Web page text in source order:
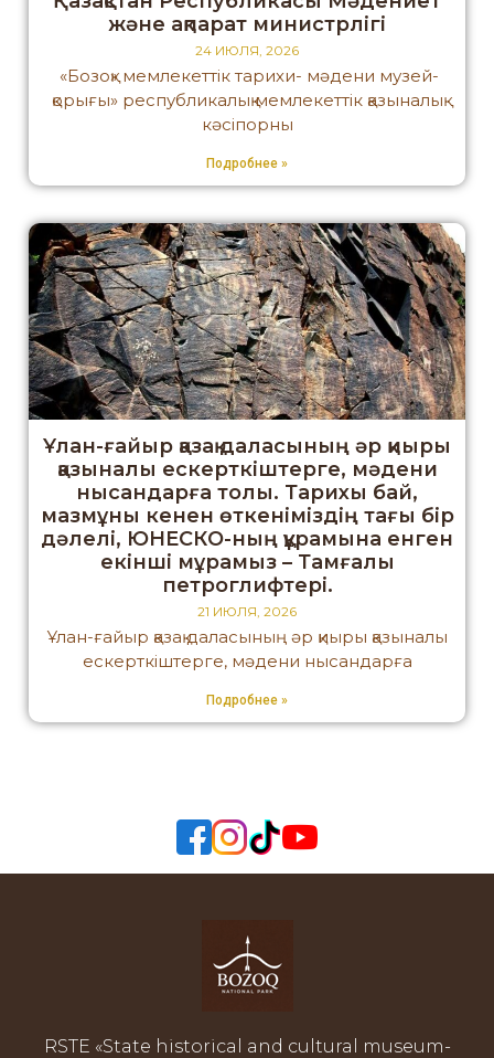
және ақпарат министрлігі
24 ИЮЛЯ, 2026
«Бозоқ» мемлекеттік тарихи- мәдени музей-
қорығы» республикалық мемлекеттік қазыналық
кәсіпорны
Подробнее »
Ұлан-ғайыр қазақ даласының әр қиыры
қазыналы ескерткіштерге, мәдени
нысандарға толы. Тарихы бай,
мазмұны кенен өткеніміздің тағы бір
дәлелі, ЮНЕСКО-ның құрамына енген
екінші мұрамыз – Тамғалы
петроглифтері.
21 ИЮЛЯ, 2026
Ұлан-ғайыр қазақ даласының әр қиыры қазыналы
ескерткіштерге, мәдени нысандарға
Подробнее »
RSTE «State historical and cultural museum-